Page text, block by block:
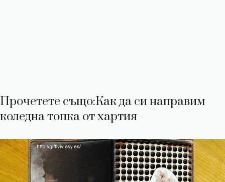
Прочетете също:Как да си направим
коледна топка от хартия